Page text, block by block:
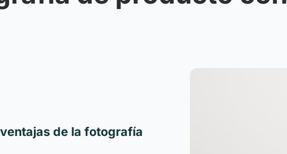
de la fotografía